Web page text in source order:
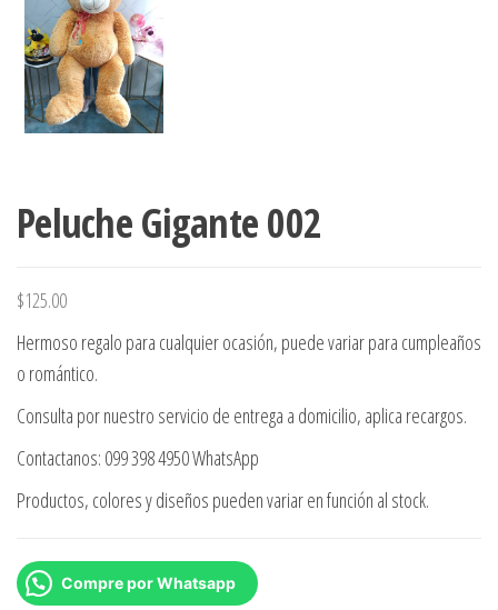
Peluche Gigante 002
$125.00
Hermoso regalo para cualquier ocasión, puede variar para cumpleaños
o romántico.
Consulta por nuestro servicio de entrega a domicilio, aplica recargos.
Contactanos: 099 398 4950 WhatsApp
Productos, colores y diseños pueden variar en función al stock.
Compre por Whatsapp